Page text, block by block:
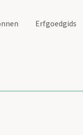
Erfgoedgids